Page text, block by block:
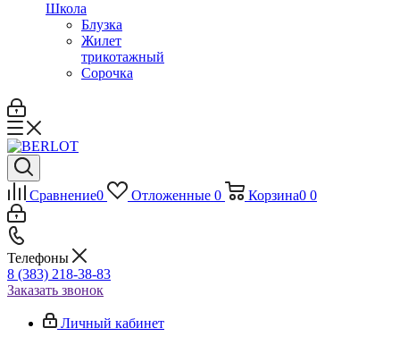
Школа
Блузка
Жилет
трикотажный
Сорочка
Сравнение0 Отложенные 0 Корзина0 0
Телефоны
8 (383) 218-38-83
Заказать звонок
Личный кабинет